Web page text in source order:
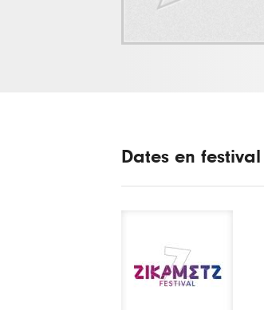
Dates en festival